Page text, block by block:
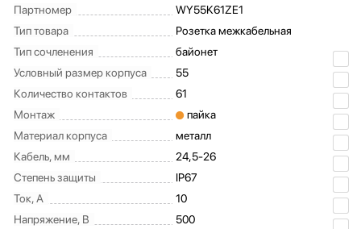
Партномер
WY55K61ZE1
Тип товара
Розетка межкабельная
Тип сочленения
байонет
Условный размер корпуса
55
Количество контактов
61
Монтаж
пайка
Материал корпуса
металл
Кабель, мм
24,5-26
Степень защиты
IP67
Ток, А
10
Напряжение, В
500